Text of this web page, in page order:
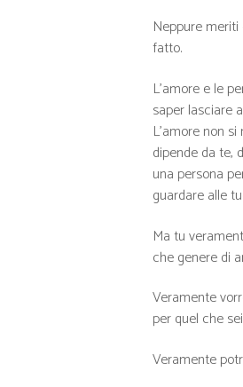
Neppure
fatto.
L’amore e le
saper lasciare
L’amore non
dipende da te,
una persona
guardare alle
Ma tu
che genere di
Veramente
per quel che
Veramente